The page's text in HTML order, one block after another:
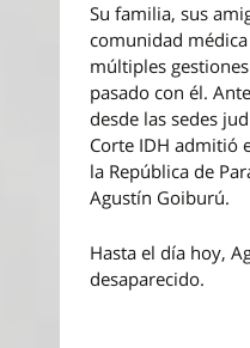
Su familia, sus
comunidad
múltiples
pasado con él.
desde las sedes
Corte IDH admitió
la República de
Agustín Goiburú.
Hasta el día hoy,
desaparecido.